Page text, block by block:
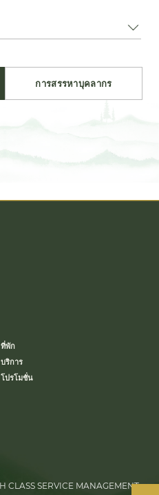
การสรรหาบุคลากร
ที่พัก
บริการ
โปรโมชั่น
CLASS SERVICE MANAGEMENT